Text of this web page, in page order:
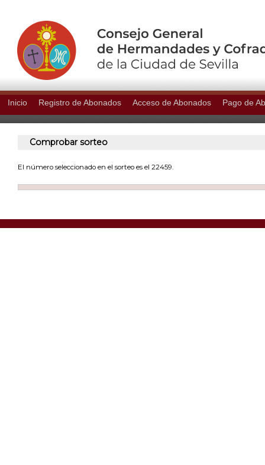
Inicio Registro de Abonados Acceso de Abonados Pago de
Comprobar sorteo
El número seleccionado en el sorteo es el 22459.